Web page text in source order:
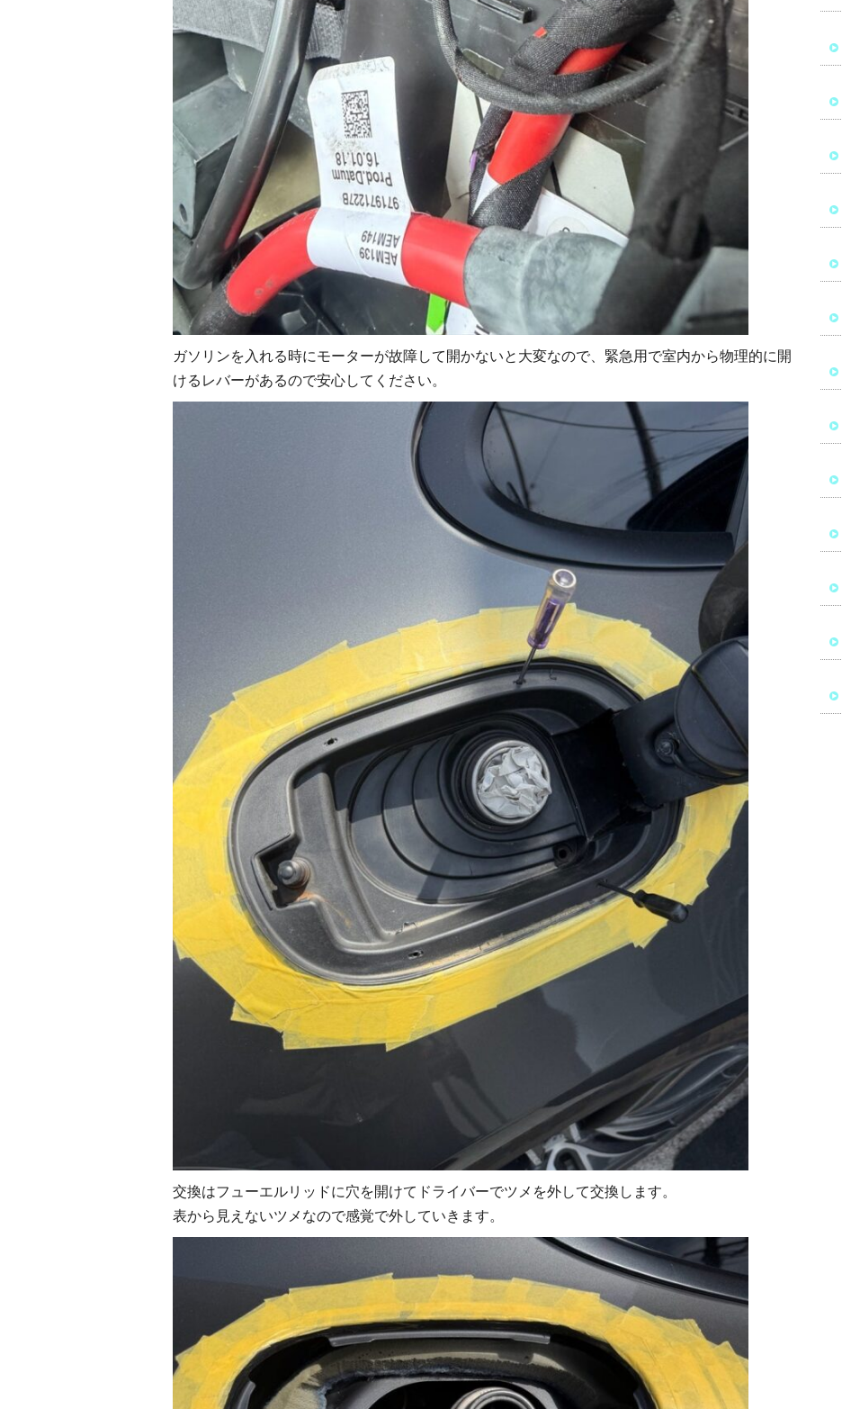
ガソリンを入れる時にモーターが故障して開かないと大変なので、緊急用で室内から物理的に開
けるレバーがあるので安心してください。
交換はフューエルリッドに穴を開けてドライバーでツメを外して交換します。
表から見えないツメなので感覚で外していきます。